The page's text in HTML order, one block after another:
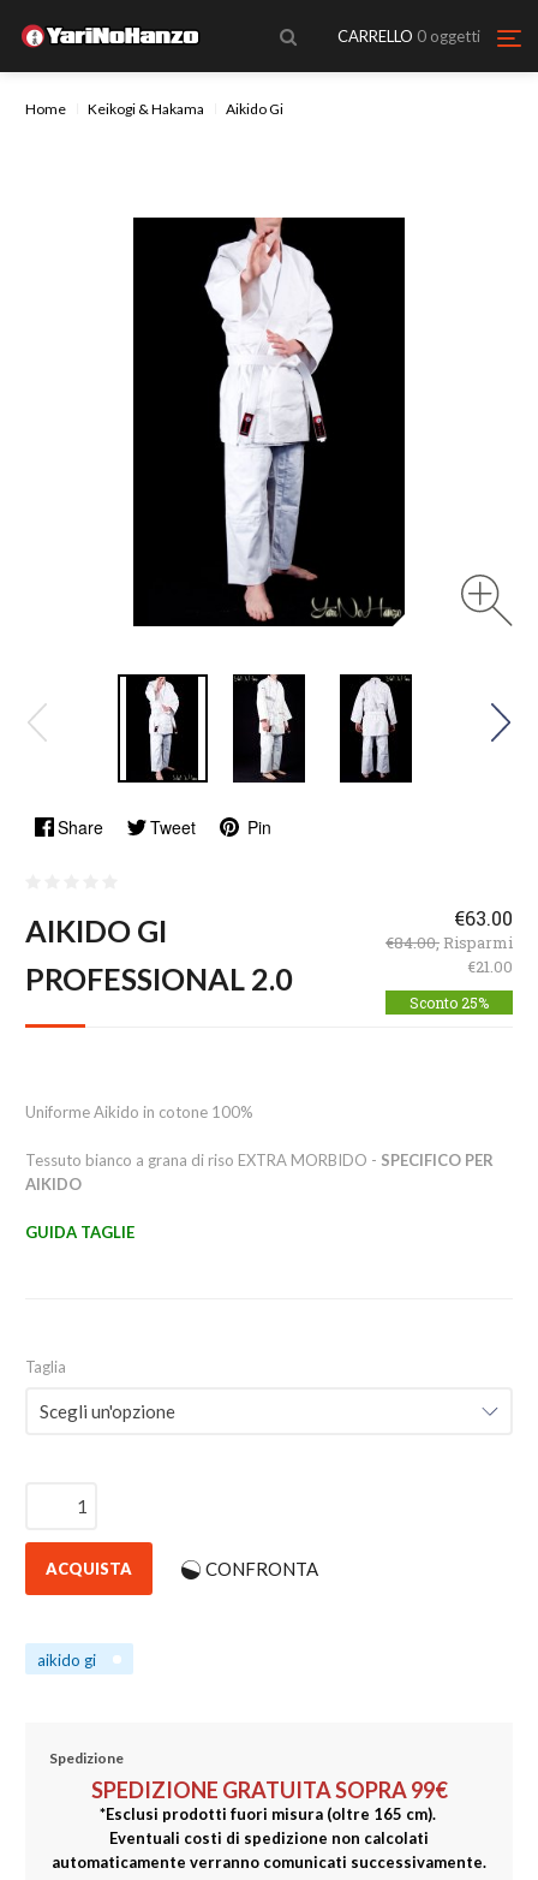
CARRELLO 0 oggetti
Home Keikogi & Hakama Aikido Gi
Share Tweet Pin
AIKIDO GI
PROFESSIONAL 2.0
€63.00
€84.00, Risparmi
€21.00
Sconto 25%
Uniforme Aikido in cotone 100%
Tessuto bianco a grana di riso EXTRA MORBIDO - SPECIFICO PER
AIKIDO
GUIDA TAGLIE
Taglia
ACQUISTA CONFRONTA
aikido gi
Spedizione
SPEDIZIONE GRATUITA SOPRA 99€
*Esclusi prodotti fuori misura (oltre 165 cm).
Eventuali costi di spedizione non calcolati
automaticamente verranno comunicati successivamente.